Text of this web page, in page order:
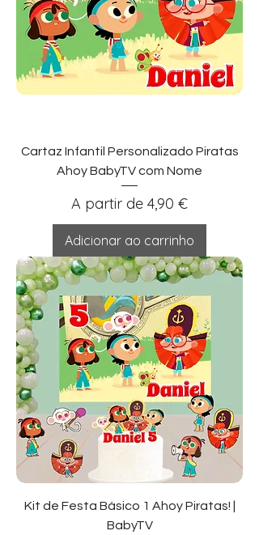
Cartaz Infantil Personalizado Piratas
Ahoy BabyTV com Nome
A partir de 4,90 €
Preço promocional
Adicionar ao carrinho
Kit de Festa Básico 1 Ahoy Piratas! |
BabyTV